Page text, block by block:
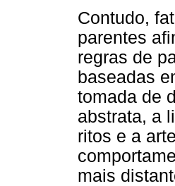
Contudo,
parentes
regras de
baseadas
tomada de
abstrata, a
ritos e a
mais